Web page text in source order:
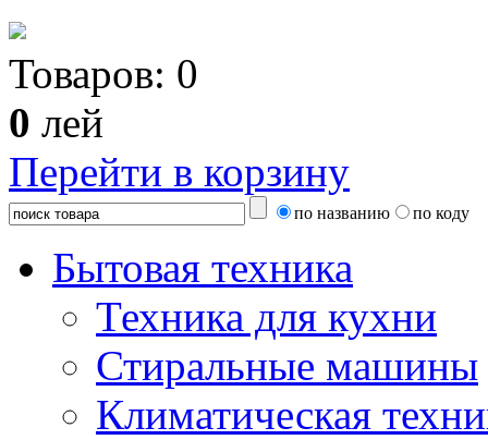
Товаров: 0
0 лей
Перейти в корзину
по названию по коду
Бытовая техника
Техника для кухни
Стиральные машины
Климатическая